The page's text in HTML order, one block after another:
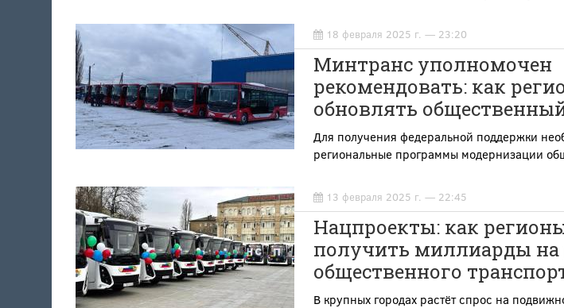
18 февраля 2025 г. — 23:20
Минтранс уполномочен
рекомендовать: как
обновлять
Для получения федеральной поддержки
региональные программы модернизации
13 февраля 2025 г. — 22:45
Нацпроекты: как
получить миллиарды на
общественного
В крупных городах растёт спрос на